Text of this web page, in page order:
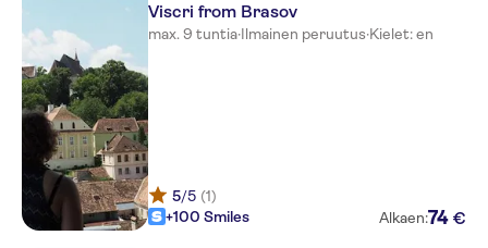
Montclaire
Chambers'n Charm
The Pines Boutique Villa
Capitol Hotel
Mer Guest House B&B
Hotel Coroana
Viscri from Brasov
max. 9 tuntia·Ilmainen peruutus·Kielet: en
5/5 (1)
+100 Smiles
Alkaen:74 €